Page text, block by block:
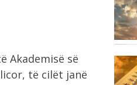
Akademisë së
të cilët janë
RENEA rrethon